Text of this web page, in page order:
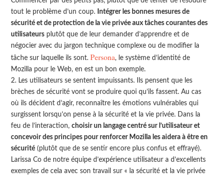
tout le problème d’un coup. Intégrer les bonnes mesures de
sécurité et de protection de la vie privée aux tâches courantes des
utilisateurs plutôt que de leur demander d’apprendre et de
négocier avec du jargon technique complexe ou de modifier la
tâche sur laquelle ils sont.Persona, le système d’identité de
Mozilla pour le Web, en est un bon exemple.
Les utilisateurs se sentent impuissants. Ils pensent que les
brèches de sécurité vont se produire quoi qu’ils fassent. Au cas
où ils décident d’agir, reconnaître les émotions vulnérables qui
surgissent lorsqu’on pense à la sécurité et la vie privée. Dans la
feu de l’interaction,choisir un langage centré sur l’utilisateur et
concevoir des principes pour renforcer Mozilla les aidera à être en
sécurité (plutôt que de se sentir encore plus confus et effrayé).
Larissa Co de notre équipe d’expérience utilisateur a d’excellents
exemples de cela avec son travail sur « la sécurité et la vie privée